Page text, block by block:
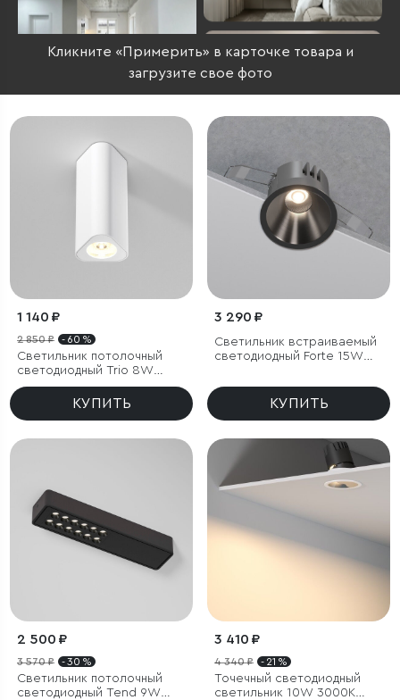
Кликните «Примерить» в карточке товара и
загрузите свое фото
1 140 ₽
2 850 ₽ - 60 %
Светильник потолочный
светодиодный Trio 8W
3000K белый
КУПИТЬ
3 290 ₽
Светильник встраиваемый
светодиодный Forte 15W
КУПИТЬ
2 500 ₽
3 570 ₽ - 30 %
Светильник потолочный
светодиодный Tend 9W
3 410 ₽
4 340 ₽ - 21 %
Точечный светодиодный
светильник 10W 3000K